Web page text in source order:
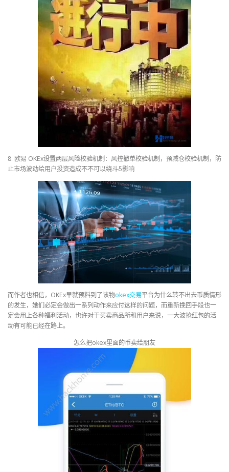
8. 欧易 OKEx设置两层风险校验机制：风控撤单校验机制，预减仓校验机制，防
止市场波动给用户投资造成不不可以绕斗δ影响
而作者也相信，OKEx早就预料到了该物okex交易平台为什么转不出去币质情形
的发生，她们必定会做出一系列动作来应付这样的问题，而重新挽回手段也一
定会用上各种福利活动，也许对于买卖商品所和用户来说，一大波抢红包的活
动有可能已经在路上。
怎么把okex里面的币卖给朋友